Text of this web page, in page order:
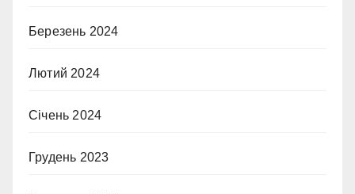
Березень 2024
Лютий 2024
Січень 2024
Грудень 2023